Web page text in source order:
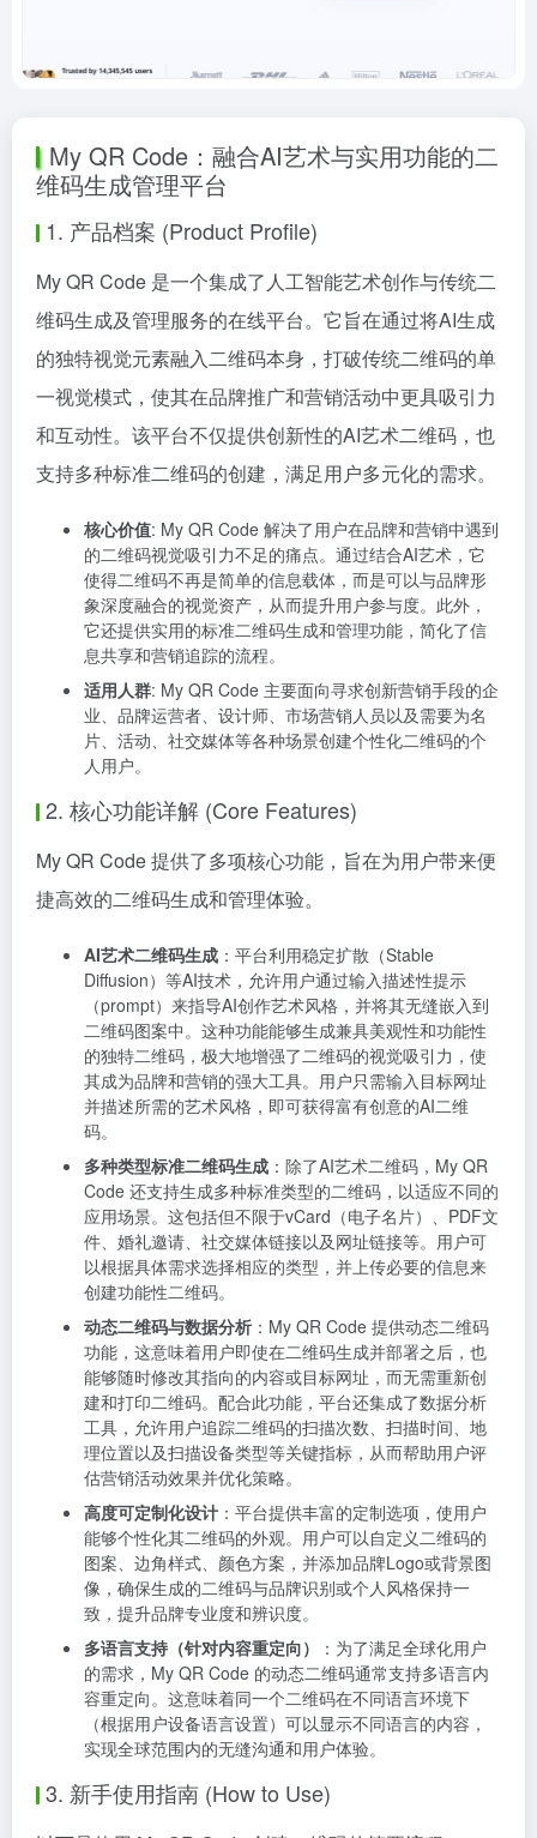
My QR Code：融合AI艺术与实用功能的二
维码生成管理平台
1. 产品档案 (Product Profile)
My QR Code 是一个集成了人工智能艺术创作与传统二
维码生成及管理服务的在线平台。它旨在通过将AI生成
的独特视觉元素融入二维码本身，打破传统二维码的单
一视觉模式，使其在品牌推广和营销活动中更具吸引力
和互动性。该平台不仅提供创新性的AI艺术二维码，也
支持多种标准二维码的创建，满足用户多元化的需求。
核心价值: My QR Code 解决了用户在品牌和营销中遇到
的二维码视觉吸引力不足的痛点。通过结合AI艺术，它
使得二维码不再是简单的信息载体，而是可以与品牌形
象深度融合的视觉资产，从而提升用户参与度。此外，
它还提供实用的标准二维码生成和管理功能，简化了信
息共享和营销追踪的流程。
适用人群: My QR Code 主要面向寻求创新营销手段的企
业、品牌运营者、设计师、市场营销人员以及需要为名
片、活动、社交媒体等各种场景创建个性化二维码的个
人用户。
2. 核心功能详解 (Core Features)
My QR Code 提供了多项核心功能，旨在为用户带来便
捷高效的二维码生成和管理体验。
AI艺术二维码生成 ：平台利用稳定扩散（Stable
Diffusion）等AI技术，允许用户通过输入描述性提示
（prompt）来指导AI创作艺术风格，并将其无缝嵌入到
二维码图案中。这种功能能够生成兼具美观性和功能性
的独特二维码，极大地增强了二维码的视觉吸引力，使
其成为品牌和营销的强大工具。用户只需输入目标网址
并描述所需的艺术风格，即可获得富有创意的AI二维
码。
多种类型标准二维码生成 ：除了AI艺术二维码，My QR
Code 还支持生成多种标准类型的二维码，以适应不同的
应用场景。这包括但不限于vCard（电子名片）、PDF文
件、婚礼邀请、社交媒体链接以及网址链接等。用户可
以根据具体需求选择相应的类型，并上传必要的信息来
创建功能性二维码。
动态二维码与数据分析 ：My QR Code 提供动态二维码
功能，这意味着用户即使在二维码生成并部署之后，也
能够随时修改其指向的内容或目标网址，而无需重新创
建和打印二维码。配合此功能，平台还集成了数据分析
工具，允许用户追踪二维码的扫描次数、扫描时间、地
理位置以及扫描设备类型等关键指标，从而帮助用户评
估营销活动效果并优化策略。
高度可定制化设计 ：平台提供丰富的定制选项，使用户
能够个性化其二维码的外观。用户可以自定义二维码的
图案、边角样式、颜色方案，并添加品牌Logo或背景图
像，确保生成的二维码与品牌识别或个人风格保持一
致，提升品牌专业度和辨识度。
多语言支持（针对内容重定向）
：为了满足全球化用户
的需求，My QR Code 的动态二维码通常支持多语言内
容重定向。这意味着同一个二维码在不同语言环境下
（根据用户设备语言设置）可以显示不同语言的内容，
实现全球范围内的无缝沟通和用户体验。
3. 新手使用指南 (How to Use)